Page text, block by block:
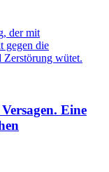
der mit
gegen die
wütet.
Eine